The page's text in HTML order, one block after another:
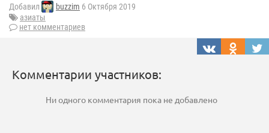
Добавил buzzim 6 Октября 2019
азиаты
нет комментариев
Комментарии участников:
Ни одного комментария пока не добавлено